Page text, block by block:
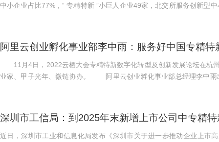
中小企业占比77%，“ 专精特新 ”小巨人企业49家，北交所服务创新型中小企业等
阿里云创业孵化事业部李中雨：服务好中国专精特
11月4日，2022云栖大会专精特新数字化转型及创新发展论坛在杭
业家、甲子光年、微链协办。 阿里云创业孵化事业部总经理李中雨出席活动并致辞。在致辞中，他对大家参与2022云
深圳市工信局：到2025年末新增上市公司中专精
近日，深圳市工业和信息化局发布《深圳市关于进一步推动企业上市